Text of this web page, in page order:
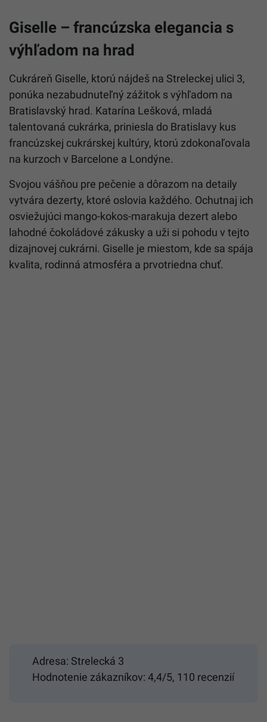
Giselle – francúzska elegancia s
výhľadom na hrad
Cukráreň Giselle, ktorú nájdeš na Streleckej ulici 3,
ponúka nezabudnuteľný zážitok s výhľadom na
Bratislavský hrad. Katarína Lešková, mladá
talentovaná cukrárka, priniesla do Bratislavy kus
francúzskej cukrárskej kultúry, ktorú zdokonaľovala
na kurzoch v Barcelone a Londýne.
Svojou vášňou pre pečenie a dôrazom na detaily
vytvára dezerty, ktoré oslovia každého. Ochutnaj ich
osviežujúci mango-kokos-marakuja dezert alebo
lahodné čokoládové zákusky a uži si pohodu v tejto
dizajnovej cukrárni. Giselle je miestom, kde sa spája
kvalita, rodinná atmosféra a prvotriedna chuť.
Adresa: Strelecká 3
Hodnotenie zákazníkov: 4,4/5, 110 recenzií